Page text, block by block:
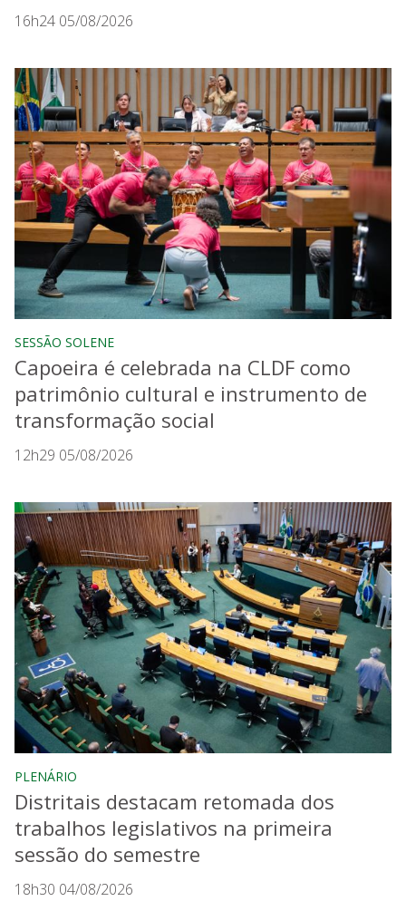
16h24 05/08/2026
SESSÃO SOLENE
Capoeira é celebrada na CLDF como
patrimônio cultural e instrumento de
transformação social
12h29 05/08/2026
PLENÁRIO
Distritais destacam retomada dos
trabalhos legislativos na primeira
sessão do semestre
18h30 04/08/2026